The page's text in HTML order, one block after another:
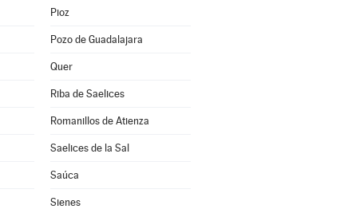
Pioz
Pozo de Guadalajara
Quer
Riba de Saelices
Romanillos de Atienza
Saelices de la Sal
Saúca
Sienes